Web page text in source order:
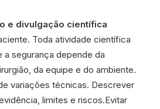
e divulgação científica
Toda atividade científica
segurança depende da
da equipe e do ambiente.
variações técnicas. Descrever
limites e riscos.Evitar